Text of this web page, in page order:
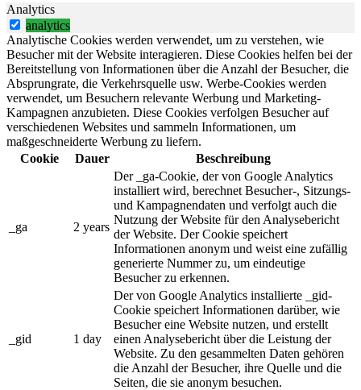
Analytics
analytics
Analytische Cookies werden verwendet, um zu verstehen, wie
Besucher mit der Website interagieren. Diese Cookies helfen bei der
Bereitstellung von Informationen über die Anzahl der Besucher, die
Absprungrate, die Verkehrsquelle usw. Werbe-Cookies werden
verwendet, um Besuchern relevante Werbung und Marketing-
Kampagnen anzubieten. Diese Cookies verfolgen Besucher auf
verschiedenen Websites und sammeln Informationen, um
maßgeschneiderte Werbung zu liefern.
Cookie
Dauer Beschreibung
_ga 2 years
Der _ga-Cookie, der von Google Analytics
installiert wird, berechnet Besucher-, Sitzungs-
und Kampagnendaten und verfolgt auch die
Nutzung der Website für den Analysebericht
der Website. Der Cookie speichert
Informationen anonym und weist eine zufällig
generierte Nummer zu, um eindeutige
Besucher zu erkennen.
_gid 1 day
Der von Google Analytics installierte _gid-
Cookie speichert Informationen darüber, wie
Besucher eine Website nutzen, und erstellt
einen Analysebericht über die Leistung der
Website. Zu den gesammelten Daten gehören
die Anzahl der Besucher, ihre Quelle und die
Seiten, die sie anonym besuchen.